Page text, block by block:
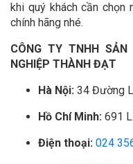
khi quý khách cần chọn
chính hãng nhé.
CÔNG TY TNHH
NGHIỆP THÀNH ĐẠT
Hà Nội: 34 Đường
Hồ Chí Minh: 691
Điện thoại: 024